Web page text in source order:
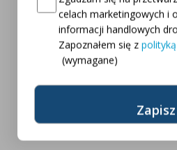
celach marketingowych i
informacji handlowych
Zapoznałem się z
(wymagane)